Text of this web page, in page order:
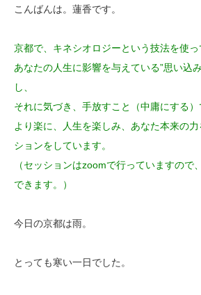
こんばんは。蓮香です。
京都で、キネシオロジーという技法を使っ
あなたの人生に影響を与えている”思い込
し、
それに気づき、手放すこと（中庸にする）
より楽に、人生を楽しみ、あなた本来の
ションをしています。
（セッションはzoomで行っていますので
できます。）
今日の京都は雨。
とっても寒い一日でした。